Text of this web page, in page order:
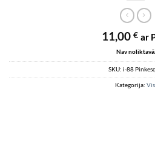
11,00 € ar
Nav noliktavā
SKU: i-88
Kategorija: